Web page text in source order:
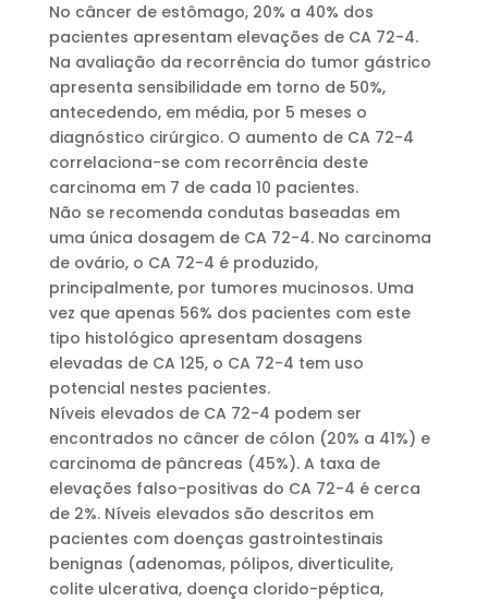
No câncer de estômago, 20% a 40% dos
pacientes apresentam elevações de CA 72-4.
Na avaliação da recorrência do tumor gástrico
apresenta sensibilidade em torno de 50%,
antecedendo, em média, por 5 meses o
diagnóstico cirúrgico. O aumento de CA 72-4
correlaciona-se com recorrência deste
carcinoma em 7 de cada 10 pacientes.
Não se recomenda condutas baseadas em
uma única dosagem de CA 72-4. No carcinoma
de ovário, o CA 72-4 é produzido,
principalmente, por tumores mucinosos. Uma
vez que apenas 56% dos pacientes com este
tipo histológico apresentam dosagens
elevadas de CA 125, o CA 72-4 tem uso
potencial nestes pacientes.
Níveis elevados de CA 72-4 podem ser
encontrados no câncer de cólon (20% a 41%) e
carcinoma de pâncreas (45%). A taxa de
elevações falso-positivas do CA 72-4 é cerca
de 2%. Níveis elevados são descritos em
pacientes com doenças gastrointestinais
benignas (adenomas, pólipos, diverticulite,
colite ulcerativa, doença clorido-péptica,